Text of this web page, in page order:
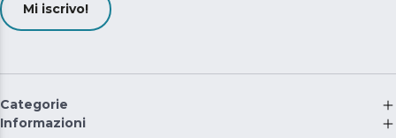
Mi iscrivo!
Categorie
Informazioni